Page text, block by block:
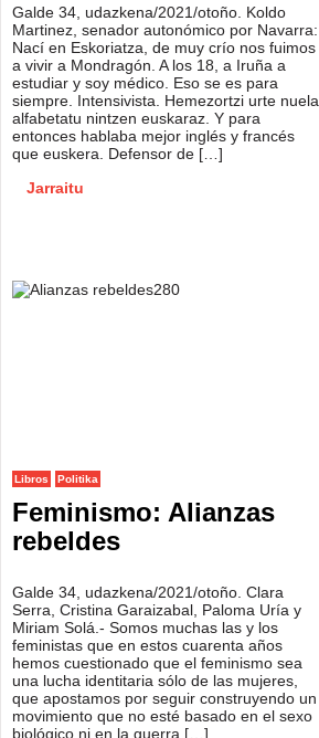
Galde 34, udazkena/2021/otoño. Koldo
Martinez, senador autonómico por Navarra:
Nací en Eskoriatza, de muy crío nos fuimos
a vivir a Mondragón. A los 18, a Iruña a
estudiar y soy médico. Eso se es para
siempre. Intensivista. Hemezortzi urte nuela
alfabetatu nintzen euskaraz. Y para
entonces hablaba mejor inglés y francés
que euskera. Defensor de […]
Jarraitu
Libros Politika
Feminismo: Alianzas
rebeldes
Galde 34, udazkena/2021/otoño. Clara
Serra, Cristina Garaizabal, Paloma Uría y
Miriam Solá.- Somos muchas las y los
feministas que en estos cuarenta años
hemos cuestionado que el feminismo sea
una lucha identitaria sólo de las mujeres,
que apostamos por seguir construyendo un
movimiento que no esté basado en el sexo
biológico ni en la guerra […]